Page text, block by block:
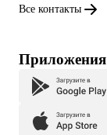
Все контакты
Приложения